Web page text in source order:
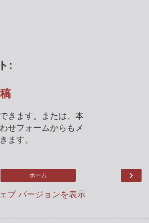
:
きます。または、本
せフォームからもメ
ます。
›
ホーム
ブ バージョンを表示